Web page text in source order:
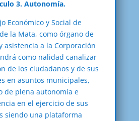
3. Autonomía.
Económico y Social de
la Mata, como órgano de
asistencia a la Corporación
como nalidad canalizar
de los ciudadanos y de sus
en asuntos municipales,
de plena autonomía e
en el ejercicio de sus
siendo una plataforma